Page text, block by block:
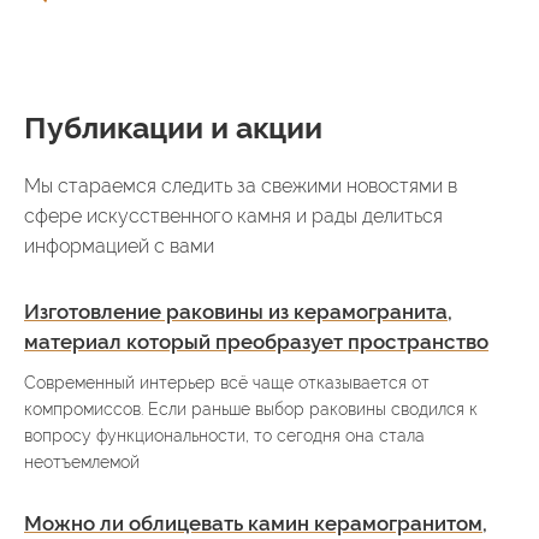
Публикации и акции
Мы стараемся следить за свежими новостями в
сфере искусственного камня и рады делиться
информацией с вами
Изготовление раковины из керамогранита,
материал который преобразует пространство
Современный интерьер всё чаще отказывается от
компромиссов. Если раньше выбор раковины сводился к
вопросу функциональности, то сегодня она стала
неотъемлемой
Можно ли облицевать камин керамогранитом,